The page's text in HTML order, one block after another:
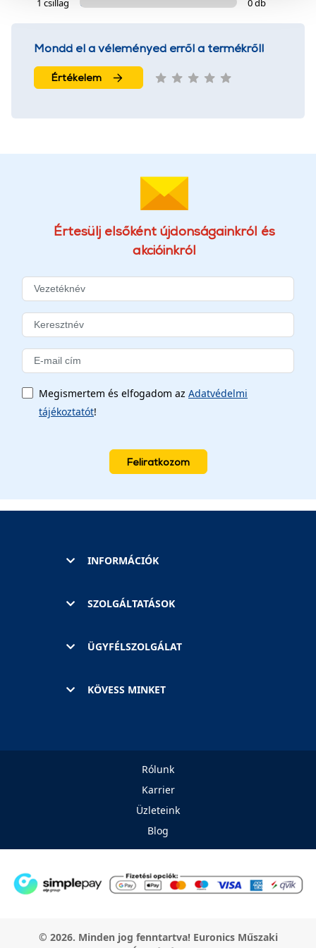
szolgáltatásaink biztosításához szükségesek. Az oldal
1 csillag
0 db
Mondd el a véleményed erről a termékről!
Értékelem
Értesülj elsőként újdonságainkról és
akcióinkról
Megismertem és elfogadom az Adatvédelmi
tájékoztatót!
Feliratkozom
INFORMÁCIÓK
SZOLGÁLTATÁSOK
ÜGYFÉLSZOLGÁLAT
KÖVESS MINKET
Rólunk
Karrier
Üzleteink
Blog
© 2026. Minden jog fenntartva! Euronics Műszaki